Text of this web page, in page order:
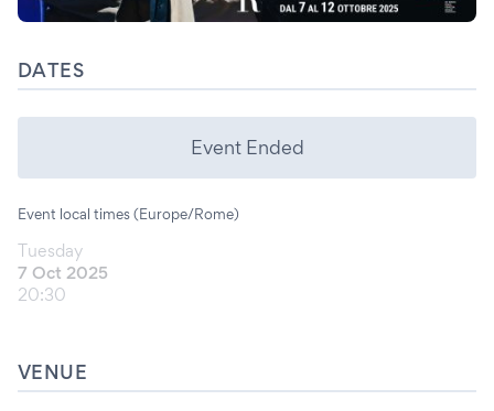
DATES
Event Ended
Event local times (Europe/Rome)
Tuesday
7 Oct 2025
20:30
VENUE